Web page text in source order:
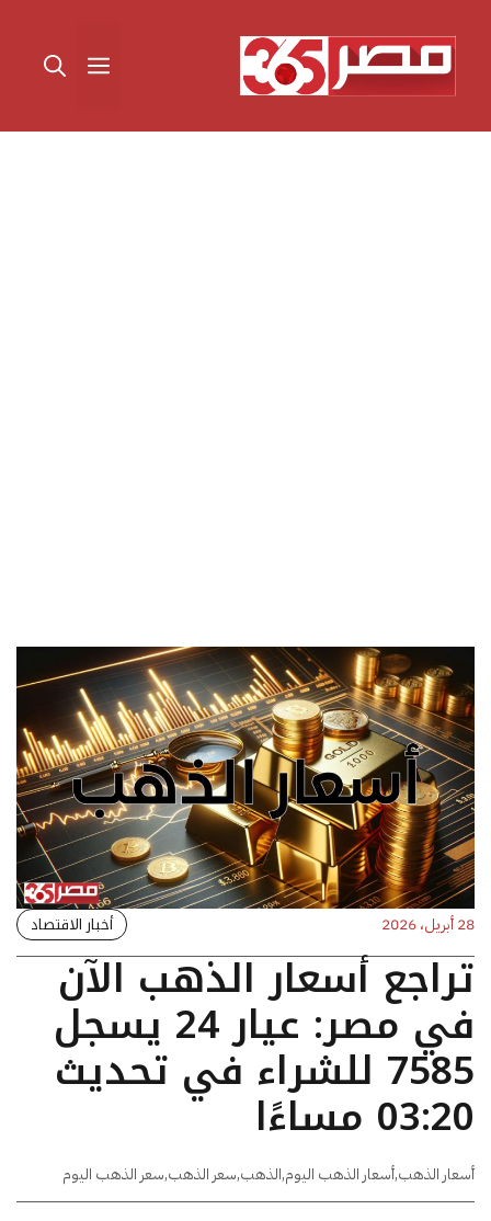
المحتوى القائمة
28 أبريل، 2026 أخبار الاقتصاد
تراجع أسعار الذهب الآن
في مصر: عيار 24 يسجل
7585 للشراء في تحديث
03:20 مساءًا
أسعار الذهب,أسعار الذهب اليوم,الذهب,سعر الذهب,سعر الذهب اليوم